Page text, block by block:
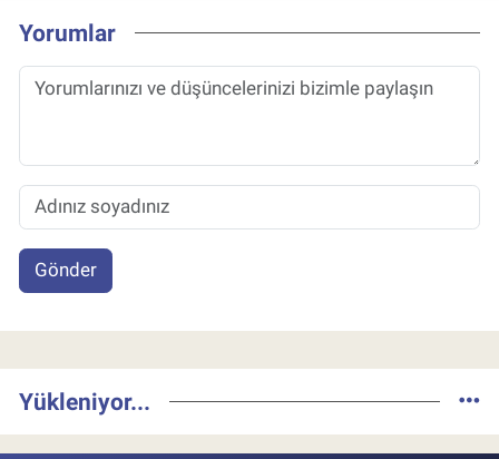
Yorumlar
Gönder
Yükleniyor...